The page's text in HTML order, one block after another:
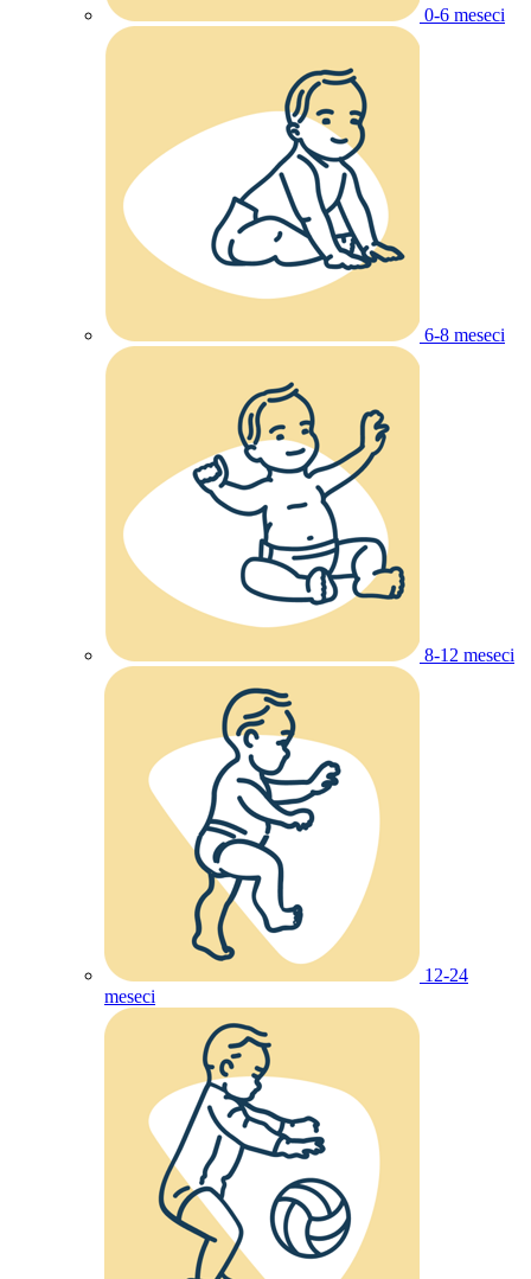
0-6 meseci
6-8 meseci
8-12 meseci
12-24
meseci